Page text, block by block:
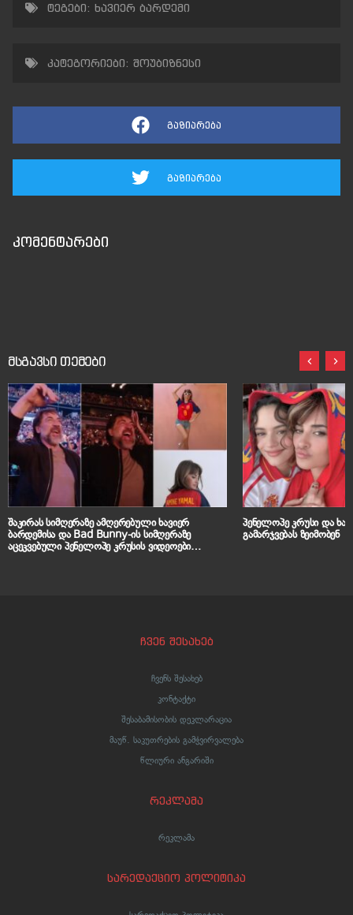
ტეგები: ხავიერ ბარდემი
კატეგორიები: შოუბიზნესი
გაზიარება
გაზიარება
კომენტარები
მსგავსი თემები
შაკირას სიმღერაზე ამღერებული ხავიერ
ბარდემისა და Bad Bunny-ის სიმღერაზე
აცეკვებული პენელოპე კრუსის ვიდეოები
პენელოპე კრუსი და ხავიერ
გამარჯვებას ზეიმობენ
ჩვენ შესახებ
ჩვენს შესახებ
კონტაქტი
შესაბამისობის დეკლარაცია
მაუწ. საკუთრების გამჭვირვალება
წლიური ანგარიში
რეკლამა
რეკლამა
სარედაქციო პოლიტიკა